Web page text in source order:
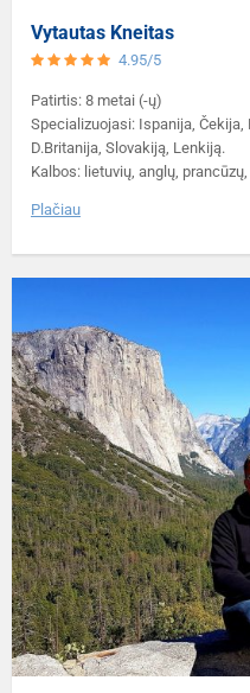
Vytautas Kneitas
4.95/5
Patirtis: 8 metai (-ų)
Specializuojasi: Ispanija,
D.Britanija, Slovakiją, Lenkiją.
Kalbos: lietuvių, anglų,
Plačiau